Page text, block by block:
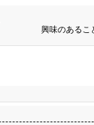
興味のあるこ